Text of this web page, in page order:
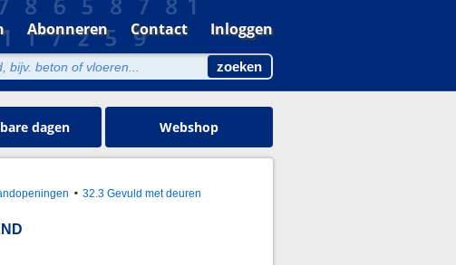
Abonneren Contact Inloggen
dagen Webshop
32.3 Gevuld met deuren